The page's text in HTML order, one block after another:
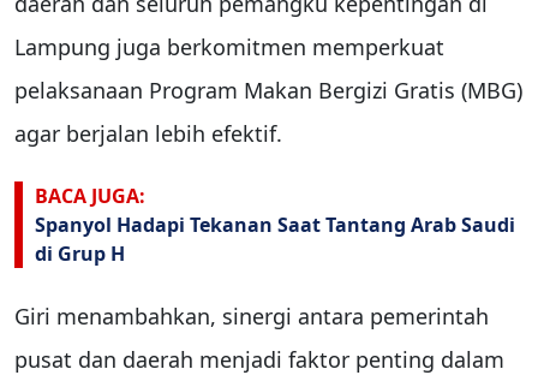
Lampung juga berkomitmen memperkuat
pelaksanaan Program Makan Bergizi Gratis (MBG)
agar berjalan lebih efektif.
BACA JUGA:
Spanyol Hadapi Tekanan Saat Tantang Arab Saudi
di Grup H
Giri menambahkan, sinergi antara pemerintah
pusat dan daerah menjadi faktor penting dalam